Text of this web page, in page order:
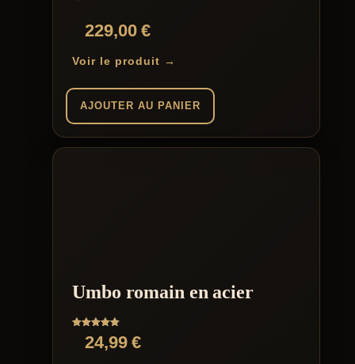
229,00€
Voir le produit →
AJOUTER AU PANIER
Umbo romain en acier
Note
5.0024,99€